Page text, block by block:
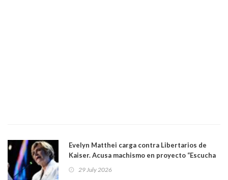
Evelyn Matthei carga contra Libertarios de
Kaiser. Acusa machismo en proyecto “Escucha
"¿Cómo puede haber alguien tan enfermo del
29 July 2026